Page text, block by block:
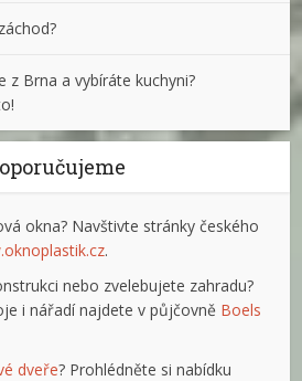
z Brna a vybíráte kuchyni?
okna? Navštivte stránky českého
.
nebo zvelebujete zahradu?
i nářadí najdete v půjčovně Boels
dveře? Prohlédněte si nabídku